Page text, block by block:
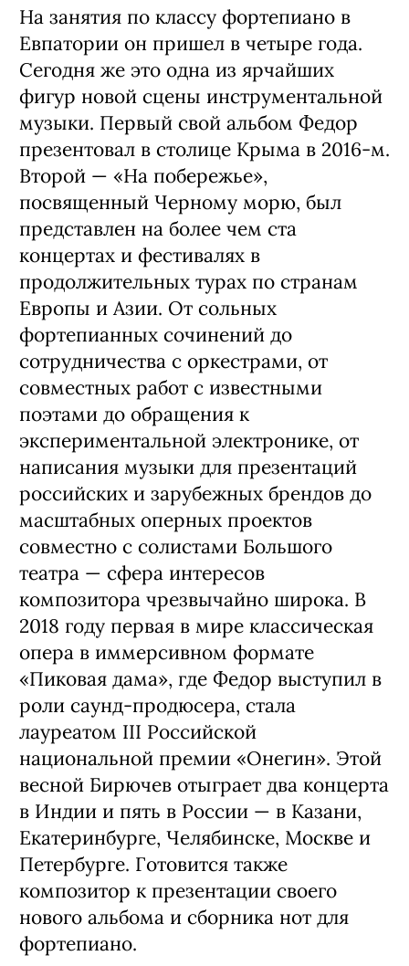
На занятия по классу фортепиано в
Евпатории он пришел в четыре года.
Сегодня же это одна из ярчайших
фигур новой сцены инструментальной
музыки. Первый свой альбом Федор
презентовал в столице Крыма в 2016-м.
Второй — «На побережье»,
посвященный Черному морю, был
представлен на более чем ста
концертах и фестивалях в
продолжительных турах по странам
Европы и Азии. От сольных
фортепианных сочинений до
сотрудничества с оркестрами, от
совместных работ с известными
поэтами до обращения к
экспериментальной электронике, от
написания музыки для презентаций
российских и зарубежных брендов до
масштабных оперных проектов
совместно с солистами Большого
театра — сфера интересов
композитора чрезвычайно широка. В
2018 году первая в мире классическая
опера в иммерсивном формате
«Пиковая дама», где Федор выступил в
роли саунд-продюсера, стала
лауреатом III Российской
национальной премии «Онегин». Этой
весной Бирючев отыграет два концерта
в Индии и пять в России — в Казани,
Екатеринбурге, Челябинске, Москве и
Петербурге. Готовится также
композитор к презентации своего
нового альбома и сборника нот для
фортепиано.